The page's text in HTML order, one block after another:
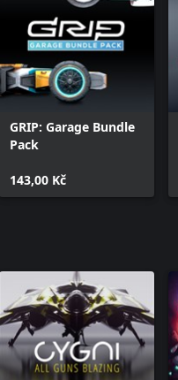
GRIP: Garage Bundle
Pack
143,00 Kč